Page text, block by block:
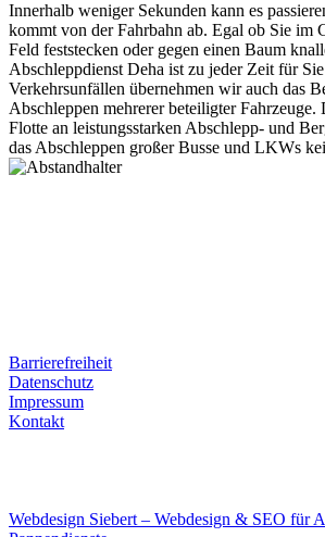
Innerhalb weniger Sekunden kann es
kommt von der Fahrbahn ab. Egal ob Sie im
Feld feststecken oder gegen einen Baum
Abschleppdienst Deha ist zu jeder Zeit für
Verkehrsunfällen übernehmen wir auch das
Abschleppen mehrerer beteiligter Fahrzeuge.
Flotte an leistungsstarken Abschlepp- und
das Abschleppen großer Busse und LKWs
Barrierefreiheit
Datenschutz
Impressum
Kontakt
Webdesign Siebert – Webdesign & SEO für